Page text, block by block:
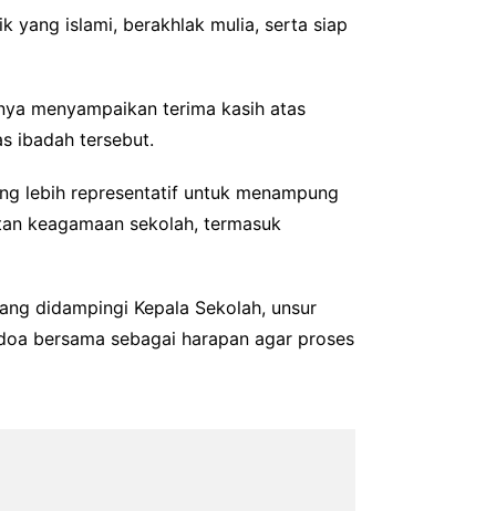
yang islami, berakhlak mulia, serta siap
menyampaikan terima kasih atas
ibadah tersebut.
lebih representatif untuk menampung
keagamaan sekolah, termasuk
didampingi Kepala Sekolah, unsur
bersama sebagai harapan agar proses